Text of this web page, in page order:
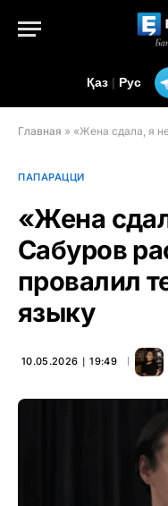
Қаз | Рус
Главная » «Жена сдала, я нет»:
ПАПАРАЦЦИ
«Жена
Сабуров
провалил
языку
10.05.2026 ∣ 19:49